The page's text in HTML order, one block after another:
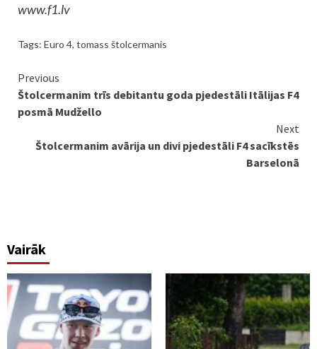
www.f1.lv
Tags: Euro 4, tomass štolcermanis
Continue
Reading
Previous
Štolcermanim trīs debitantu goda pjedestāli Itālijas F4
posmā Mudžello
Next
Štolcermanim avārija un divi pjedestāli F4 sacīkstēs
Barselonā
Vairāk